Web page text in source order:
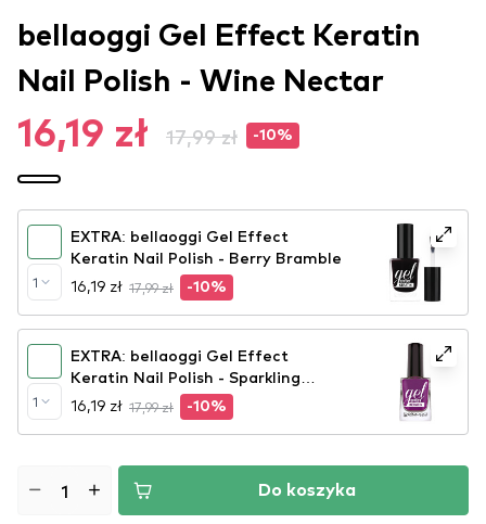
bellaoggi Gel Effect Keratin
Nail Polish - Wine Nectar
16,19 zł 17,99 zł -10%
1
EXTRA: bellaoggi Gel Effect
Keratin Nail Polish - Berry Bramble
16,19 zł 17,99 zł -10%
1
EXTRA: bellaoggi Gel Effect
Keratin Nail Polish - Sparkling
Orchid
16,19 zł 17,99 zł -10%
Do koszyka